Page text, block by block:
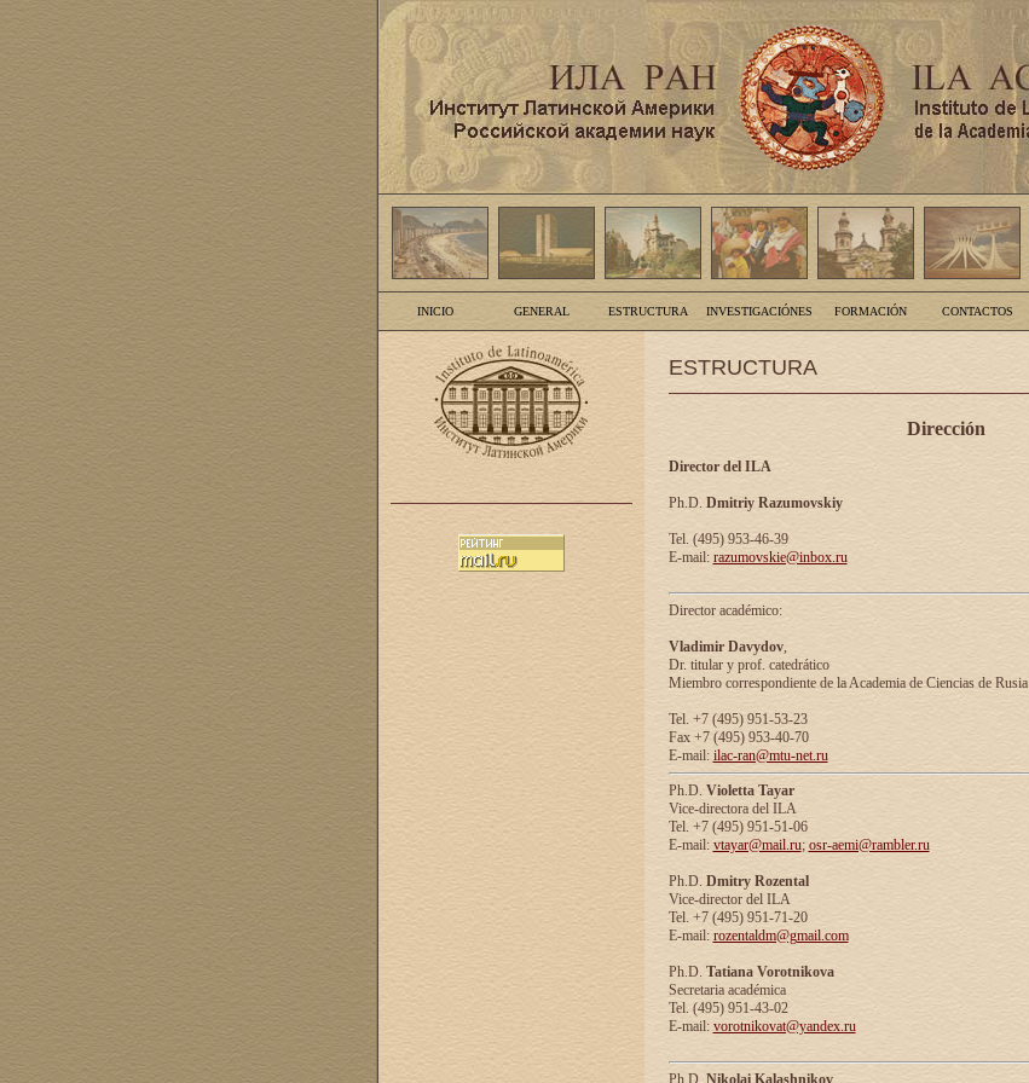
INICIO GENERAL ESTRUCTURA INVESTIGACIÓNES FORMACIÓN CONTACTOS
ESTRUCTURA
Dirección
Director del ILA
Ph.D. Dmitriy Razumovskiy
Tel. (495) 953-46-39
E-mail: razumovskie@inbox.ru
Director académico:
Vladimir Davydov,
Dr. titular y prof. catedrático
Miembro correspondiente de la Academia de Ciencias de Rusia
Tel. +7 (495) 951-53-23
Fax +7 (495) 953-40-70
E-mail: ilac-ran@mtu-net.ru
Ph.D. Violetta Tayar
Vice-directora del ILA
Tel. +7 (495) 951-51-06
E-mail: vtayar@mail.ru; osr-aemi@rambler.ru
Ph.D. Dmitry Rozental
Vice-director del ILA
Tel. +7 (495) 951-71-20
E-mail: rozentaldm@gmail.com
Ph.D. Tatiana Vorotnikova
Secretaria académica
Tel. (495) 951-43-02
E-mail: vorotnikovat@yandex.ru
Ph.D. Nikolai Kalashnikov